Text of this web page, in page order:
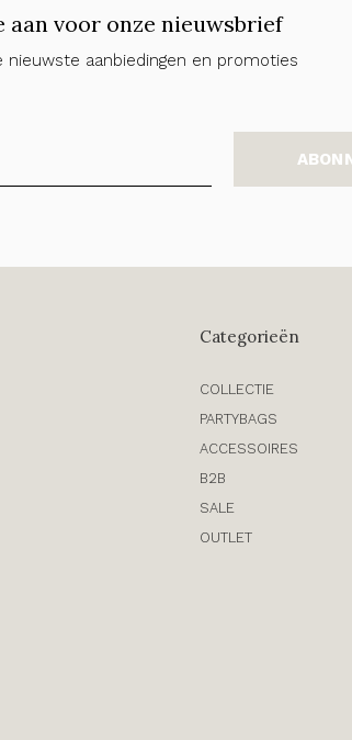
aan voor onze nieuwsbrief
nieuwste aanbiedingen en promoties
Categorieën
COLLECTIE
PARTYBAGS
ACCESSOIRES
B2B
SALE
OUTLET